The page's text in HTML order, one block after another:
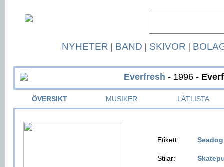
NYHETER | BAND | SKIVOR |
Everfresh - 1996 -
ÖVERSIKT MUSIKER LÅTLISTA
Etikett:
Stilar: